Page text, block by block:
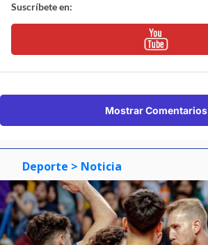
Suscríbete en:
Mostrar Comentarios
Deporte > Noticia